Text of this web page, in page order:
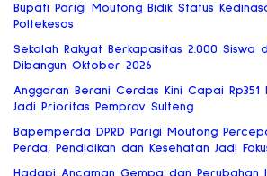
Bupati Parigi Moutong Bidik Status
Poltekesos
Sekolah Rakyat Berkapasitas 2.000 Siswa
Dibangun Oktober 2026
Anggaran Berani Cerdas Kini Capai Rp351
Jadi Prioritas Pemprov Sulteng
Bapemperda DPRD Parigi Moutong
Perda, Pendidikan dan Kesehatan Jadi